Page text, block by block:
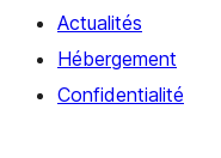
Actualités
Hébergement
Confidentialité